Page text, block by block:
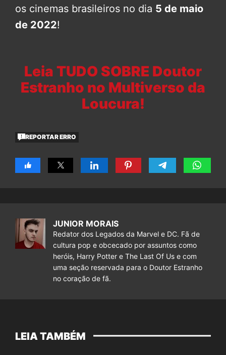
os cinemas brasileiros no dia 5 de maio
de 2022!
Leia TUDO SOBRE Doutor
Estranho no Multiverso da
Loucura!
REPORTAR ERRO
JUNIOR MORAIS
Redator dos Legados da Marvel e DC. Fã de
cultura pop e obcecado por assuntos como
heróis, Harry Potter e The Last Of Us e com
uma seção reservada para o Doutor Estranho
no coração de fã.
LEIA TAMBÉM